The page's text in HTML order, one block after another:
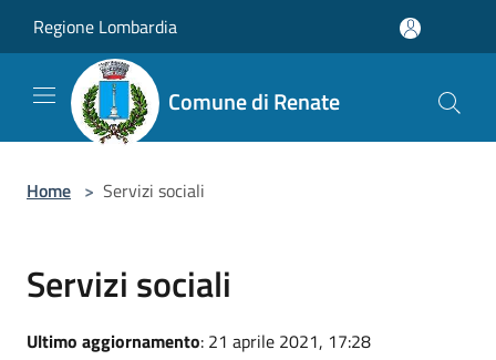
Regione Lombardia
Comune di Renate
Home > Servizi sociali
Servizi sociali
Ultimo aggiornamento: 21 aprile 2021, 17:28